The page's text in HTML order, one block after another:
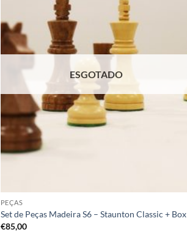
ESGOTADO
PEÇAS
Set de Peças Madeira S6 – Staunton Classic + Box
€85,00